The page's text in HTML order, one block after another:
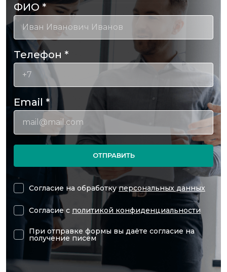
ФИО*
Телефон *
Email *
ОТПРАВИТЬ
Согласие на обработкуперсональных данных
Согласие с политикой конфиденциальности
При отправке формы вы даёте согласие на
получение писем